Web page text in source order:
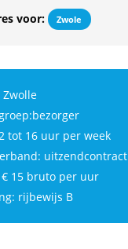
voor: Zwole
Zwolle
tot 16 uur per week
uitzendcontract
€ 15 bruto per uur
rijbewijs B